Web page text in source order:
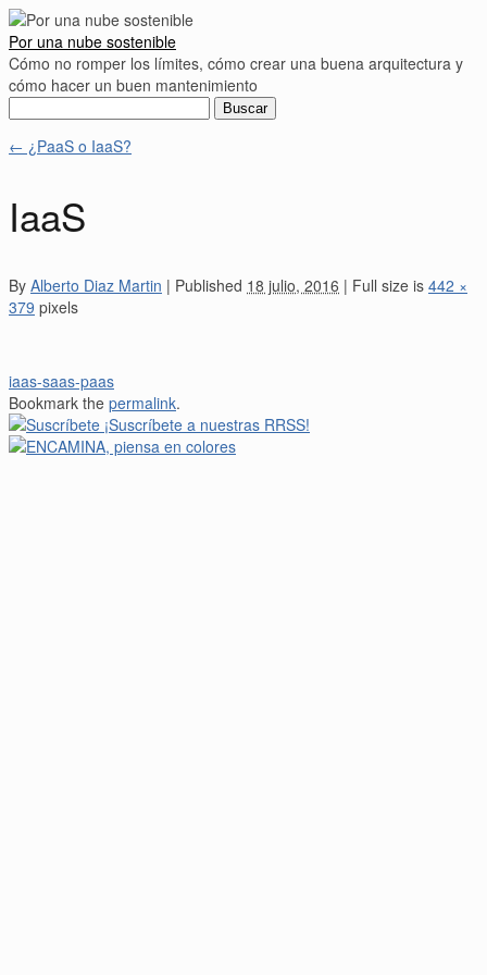
Por una nube sostenible
Cómo no romper los límites, cómo crear una buena arquitectura y
cómo hacer un buen mantenimiento
← ¿PaaS o IaaS?
IaaS
By Alberto Diaz Martin | Published 18 julio, 2016 | Full size is 442 ×
379 pixels
iaas-saas-paas
Bookmark the permalink.
¡Suscríbete a nuestras RRSS!